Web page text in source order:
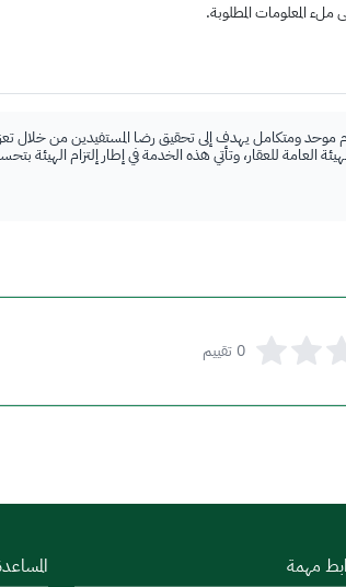
المعلومات المطلوبة.
ومتكامل يهدف إلى تحقيق رضا المستفيدين من خلال
العامة للعقار، وتأتي هذه الخدمة في إطار إلتزام
0 تقييم
مهمة